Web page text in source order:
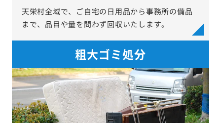
天栄村全域で、ご自宅の日用品から事務所の備品
まで、品目や量を問わず回収いたします。
粗大ゴミ処分